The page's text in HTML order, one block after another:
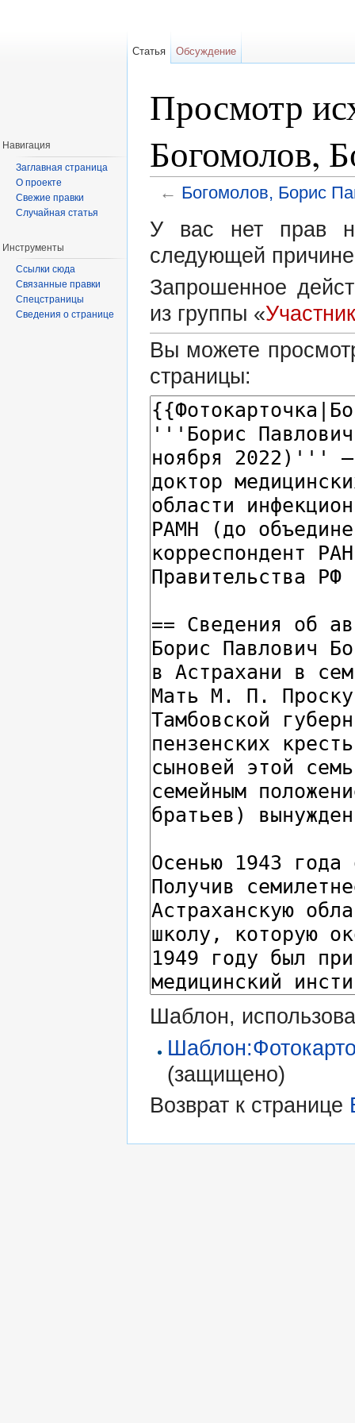
Просмотр
Богомолов,
← Богомолов, Борис
У вас нет прав
следующей
Запрошенное
из группы «
Вы можете
страницы:
Шаблон,
(защищено)
Возврат к странице
Статья Обсуждение
Навигация
Заглавная страница
О проекте
Свежие правки
Случайная статья
Инструменты
Ссылки сюда
Связанные правки
Спецстраницы
Сведения о странице